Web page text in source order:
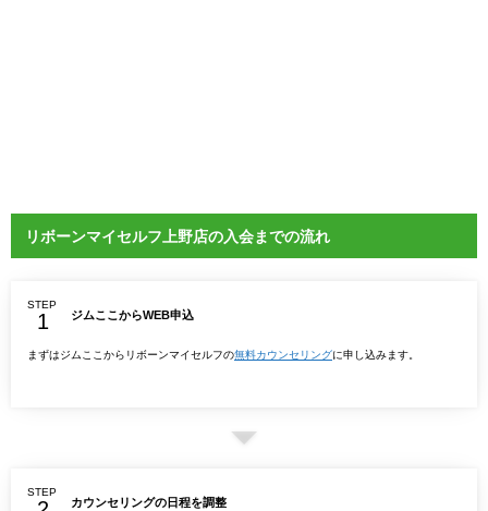
リボーンマイセルフ上野店の入会までの流れ
STEP
ジムここからWEB申込
まずはジムここからリボーンマイセルフの無料カウンセリングに申し込みます。
STEP
カウンセリングの日程を調整